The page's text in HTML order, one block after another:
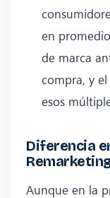
en
de marca
compra, y
esos
Diferencia
Aunque en la